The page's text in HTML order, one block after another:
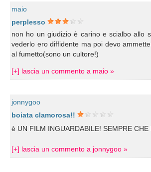
maio
perplesso
non ho un giudizio è carino e scialbo allo
vederlo ero diffidente ma poi devo
al fumetto(sono un cultore!)
[+] lascia un commento a maio »
jonnygoo
boiata clamorosa!!
è UN FILM INGUARDABILE! SEMPRE CHE
[+] lascia un commento a jonnygoo »